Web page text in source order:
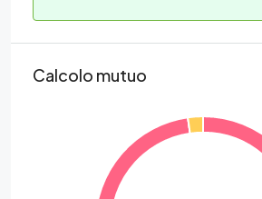
Calcolo mutuo